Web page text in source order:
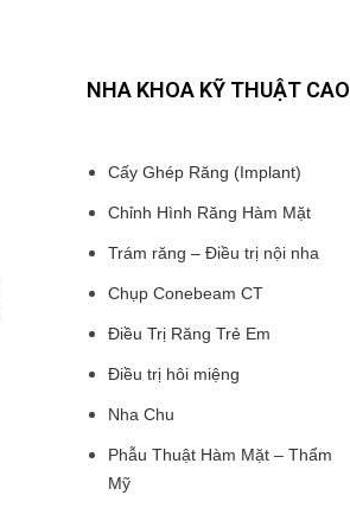
NHA KHOA KỸ THUẬT CAO
Cấy Ghép Răng (Implant)
Chỉnh Hình Răng Hàm Mặt
Trám răng – Điều trị nội nha
Chụp Conebeam CT
Điều Trị Răng Trẻ Em
Điều trị hôi miệng
Nha Chu
Phẫu Thuật Hàm Mặt – Thẩm
Mỹ